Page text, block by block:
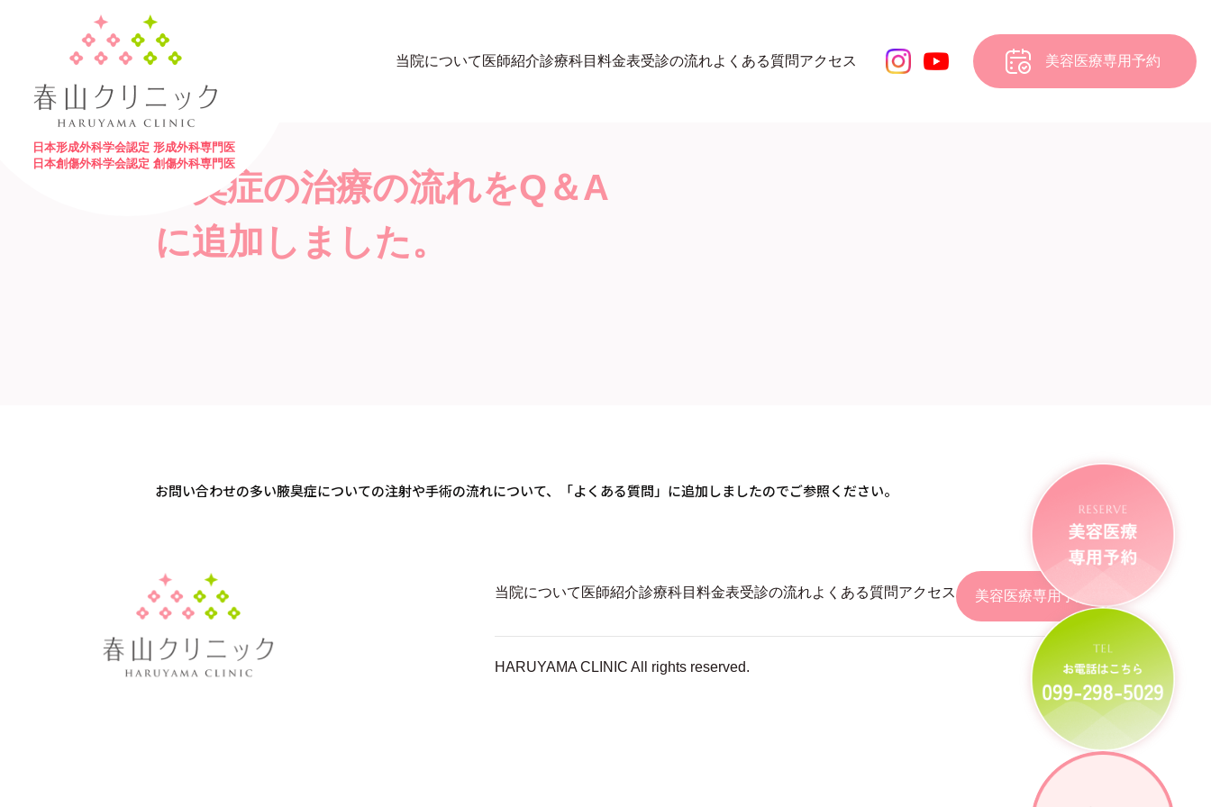
日本形成外科学会認定 形成外科専門医
日本創傷外科学会認定 創傷外科専門医
当院について 医師紹介診療科目 料金表受診の流れよくある質問アクセス 美容医療専用予約
腋臭症の治療の流れをQ＆A
に追加しました。
お問い合わせの多い腋臭症についての注射や手術の流れについて、「よくある質問」に追加しましたのでご参照ください。
当院について 医師紹介診療科目 料金表受診の流れよくある質問アクセス 美容医療専用予約
HARUYAMA CLINIC All rights reserved.